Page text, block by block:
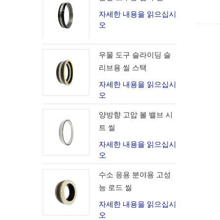
자세한 내용을 읽으십시
오
우물 도구 슬라이딩 슬
리브용 씰 스택
자세한 내용을 읽으십시
오
양방향 고압 볼 밸브 시
트 씰
자세한 내용을 읽으십시
오
수소 응용 분야용 고성
능 로드 씰
자세한 내용을 읽으십시
오